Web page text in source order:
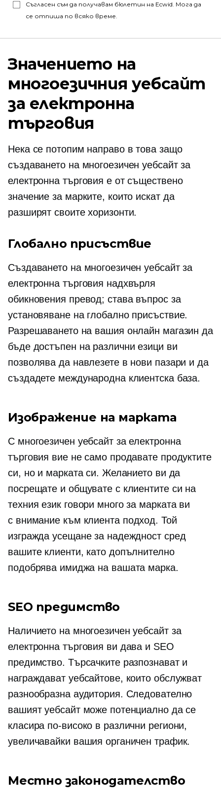
Съгласен съм да получавам бюлетин на Ecwid. Мога да
се отпиша по всяко време.
Значението на
многоезичния уебсайт
за електронна
търговия
Нека се потопим направо в това защо
създаването на многоезичен уебсайт за
електронна търговия е от съществено
значение за марките, които искат да
разширят своите хоризонти.
Глобално присъствие
Създаването на многоезичен уебсайт за
електронна търговия надхвърля
обикновения превод; става въпрос за
установяване на глобално присъствие.
Разрешаването на вашия онлайн магазин да
бъде достъпен на различни езици ви
позволява да навлезете в нови пазари и да
създадете международна клиентска база.
Изображение на марката
С многоезичен уебсайт за електронна
търговия вие не само продавате продуктите
си, но и марката си. Желанието ви да
посрещате и общувате с клиентите си на
техния език говори много за марката ви
с внимание към клиентаподход. Той
изгражда усещане за надеждност сред
вашите клиенти, като допълнително
подобрява имиджа на вашата марка.
SEO предимство
Наличието на многоезичен уебсайт за
електронна търговия ви дава и SEO
предимство. Търсачките разпознават и
награждават уебсайтове, които обслужват
разнообразна аудитория. Следователно
вашият уебсайт може потенциално да се
класира по-високо в различни региони,
увеличавайки вашия органичен трафик.
Местно законодателство